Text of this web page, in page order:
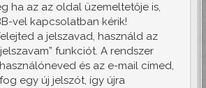
ha az az oldal üzemeltetője is,
vel kapcsolatban kérik!
a jelszavad, használd az
funkciót. A rendszer
és az e-mail címed,
egy új jelszót, így újra